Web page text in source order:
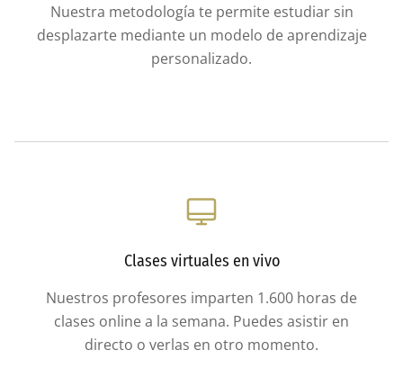
Nuestra metodología te permite estudiar sin
desplazarte mediante un modelo de aprendizaje
personalizado.
Clases virtuales en vivo
Nuestros profesores imparten 1.600 horas de
clases online a la semana. Puedes asistir en
directo o verlas en otro momento.